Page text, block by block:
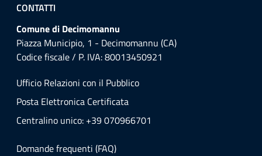
CONTATTI
Comune di Decimomannu
Piazza Municipio, 1 - Decimomannu (CA)
Codice fiscale / P. IVA: 80013450921
Ufficio Relazioni con il Pubblico
Posta Elettronica Certificata
Centralino unico: +39 070966701
Domande frequenti (FAQ)